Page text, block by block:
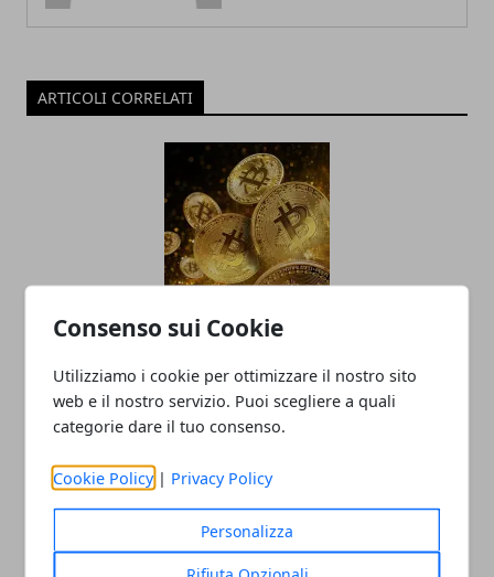
Consenso sui Cookie
Utilizziamo i cookie per ottimizzare il nostro sito
web e il nostro servizio. Puoi scegliere a quali
categorie dare il tuo consenso.
Cookie Policy | Privacy Policy
Personalizza
ARTICOLI CORRELATI
Criptovalute: bolla o opportunità?
13/05/2021